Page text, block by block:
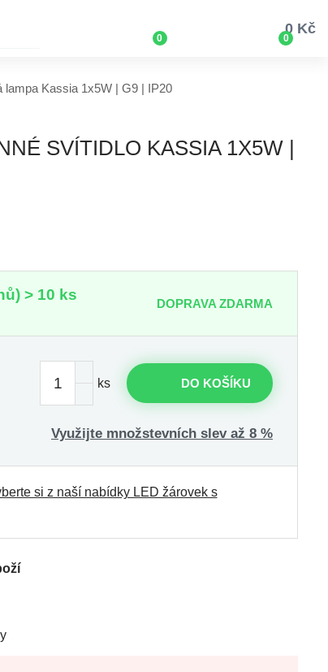
0 0
0 Kč
lampa Kassia 1x5W | G9 | IP20
SVÍTIDLO KASSIA 1X5W |
> 10 ks DOPRAVA ZDARMA
ks DO KOŠÍKU
Využijte množstevních slev až 8 %
si z naší nabídky LED žárovek s